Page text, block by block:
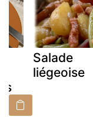
Salade
liégeoise